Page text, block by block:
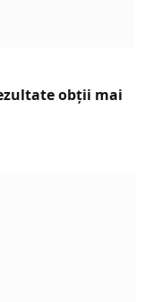
obții mai